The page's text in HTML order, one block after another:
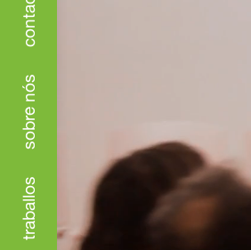
traballos
sobre nós
contacto